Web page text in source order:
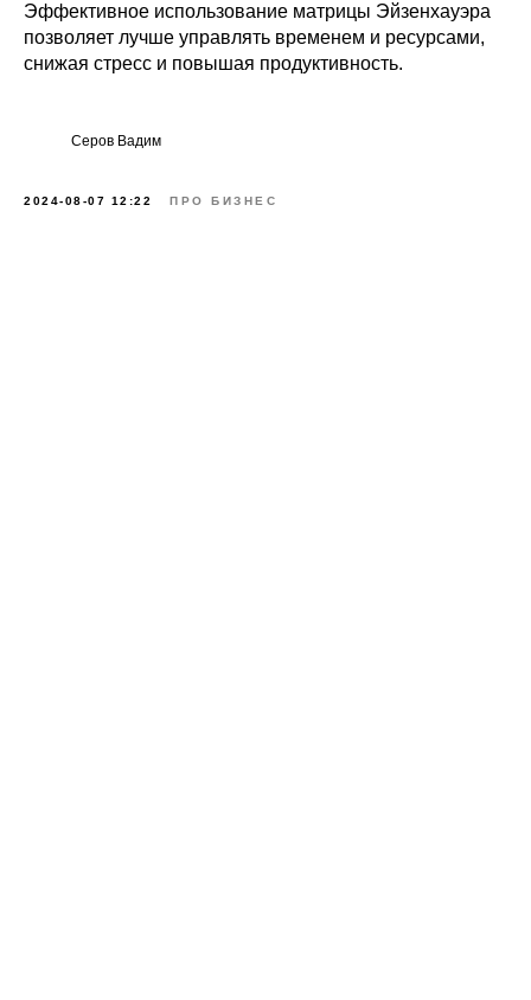
Эффективное использование матрицы Эйзенхауэра
позволяет лучше управлять временем и ресурсами,
снижая стресс и повышая продуктивность.
Серов Вадим
2024-08-07 12:22 ПРО БИЗНЕС